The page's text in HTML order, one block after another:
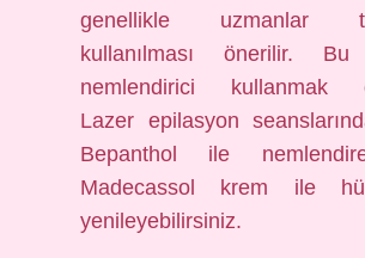
genellikle uzmanlar
kullanılması önerilir. Bu
nemlendirici kullanmak
Lazer epilasyon
Bepanthol ile
Madecassol krem ​​ile
yenileyebilirsiniz.